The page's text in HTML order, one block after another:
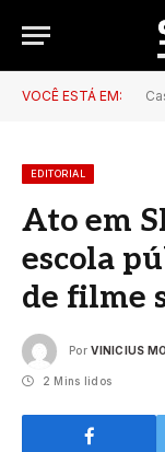
VOCÊ ESTÁ EM:
EDITORIAL
Ato em
escola
de filme
Por VINICIUS
2 Mins lidos